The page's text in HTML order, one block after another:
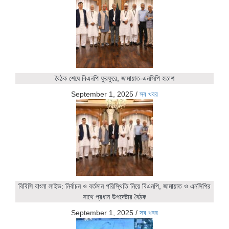
বৈঠক শেষে বিএনপি ফুরফুরে, জামায়াত-এনসিপি হতাশ
September 1, 2025 / সব খবর
বিবিসি বাংলা লাইভ: নির্বাচন ও বর্তমান পরিস্থিতি নিয়ে বিএনপি, জামায়াত ও এনসিপির
সাথে প্রধান উপদেষ্টার বৈঠক
September 1, 2025 / সব খবর